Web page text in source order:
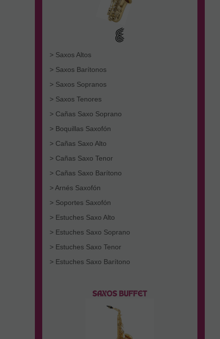
> Saxos Altos
> Saxos Barítonos
> Saxos Sopranos
> Saxos Tenores
> Cañas Saxo Soprano
> Boquillas Saxofón
> Cañas Saxo Alto
> Cañas Saxo Tenor
> Cañas Saxo Barítono
> Arnés Saxofón
> Soportes Saxofón
> Estuches Saxo Alto
> Estuches Saxo Soprano
> Estuches Saxo Tenor
> Estuches Saxo Barítono